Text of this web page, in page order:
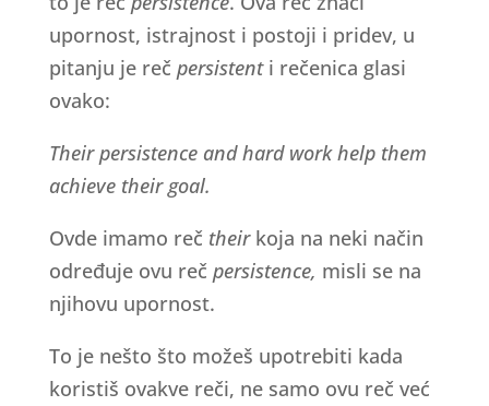
upornost, istrajnost i postoji i pridev, u
pitanju je reč persistent i rečenica glasi
ovako:
Their persistence and hard work help them
achieve their goal.
Ovde imamo reč their koja na neki način
određuje ovu reč persistence, misli se na
njihovu upornost.
To je nešto što možeš upotrebiti kada
koristiš ovakve reči, ne samo ovu reč već